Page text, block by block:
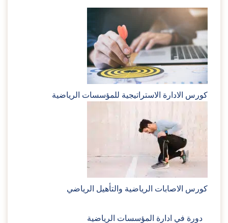
كورس الادارة الاستراتيجية للمؤسسات الرياضية
كورس الاصابات الرياضية والتأهيل الرياضي
دورة في ادارة المؤسسات الرياضية